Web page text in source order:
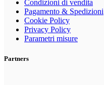
Condizioni di vendita
Pagamento & Spedizioni
Cookie Policy
Privacy Policy
Parametri misure
Partners